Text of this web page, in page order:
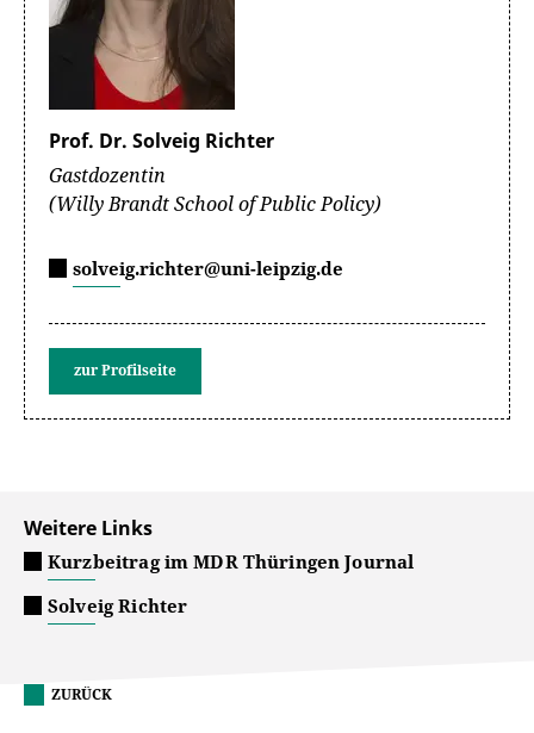
Prof. Dr. Solveig Richter
Gastdozentin
(Willy Brandt School of Public Policy)
solveig.richter@uni-leipzig.de
zur Profilseite
Weitere Links
Kurzbeitrag im MDR Thüringen Journal
Solveig Richter
ZURÜCK